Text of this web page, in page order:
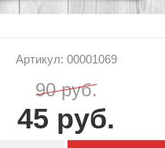
Артикул: 00001069
90 руб.
45 руб.